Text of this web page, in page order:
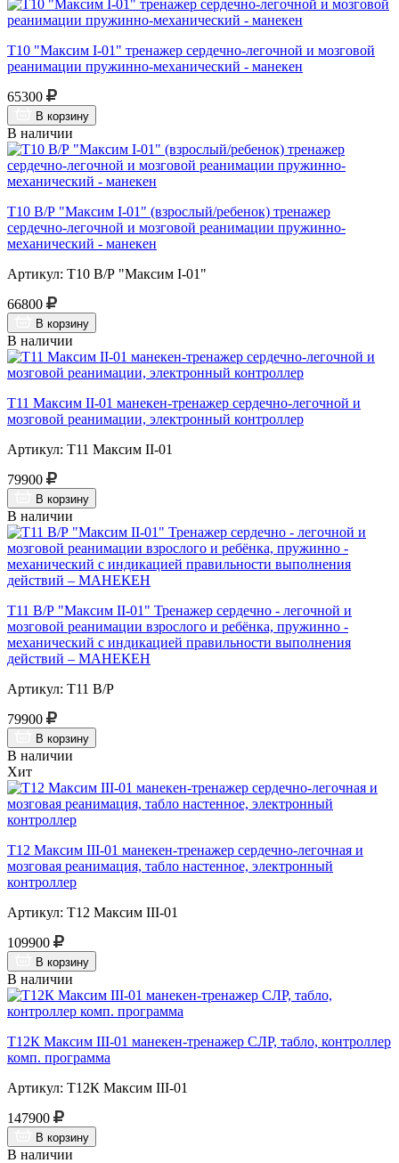
Т10 "Максим I-01" тренажер сердечно-легочной и мозговой
реанимации пружинно-механический - манекен
65300
В корзину
В наличии
Т10 В/Р "Максим I-01" (взрослый/ребенок) тренажер
сердечно-легочной и мозговой реанимации пружинно-
механический - манекен
Артикул: Т10 В/Р "Максим I-01"
66800
В корзину
В наличии
Т11 Максим II-01 манекен-тренажер сердечно-легочной и
мозговой реанимации, электронный контроллер
Артикул: Т11 Максим II-01
79900
В корзину
В наличии
Т11 В/Р "Максим II-01" Тренажер сердечно - легочной и
мозговой реанимации взрослого и ребёнка, пружинно -
механический с индикацией правильности выполнения
действий – МАНЕКЕН
Артикул: Т11 В/Р
79900
В корзину
В наличии
Хит
Т12 Максим III-01 манекен-тренажер сердечно-легочная и
мозговая реанимация, табло настенное, электронный
контроллер
Артикул: Т12 Максим III-01
109900
В корзину
В наличии
Т12К Максим III-01 манекен-тренажер СЛР, табло, контроллер
комп. программа
Артикул: Т12К Максим III-01
147900
В корзину
В наличии